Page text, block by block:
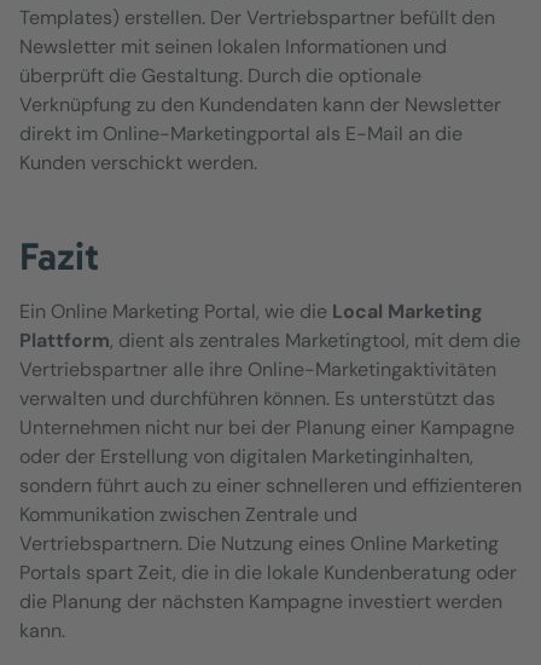
Templates) erstellen. Der Vertriebspartner befüllt den
Newsletter mit seinen lokalen Informationen und
überprüft die Gestaltung. Durch die optionale
Verknüpfung zu den Kundendaten kann der Newsletter
direkt im Online-Marketingportal als E-Mail an die
Kunden verschickt werden.
Fazit
Ein Online Marketing Portal, wie die Local Marketing
Plattform, dient als zentrales Marketingtool, mit dem die
Vertriebspartner alle ihre Online-Marketingaktivitäten
verwalten und durchführen können. Es unterstützt das
Unternehmen nicht nur bei der Planung einer Kampagne
oder der Erstellung von digitalen Marketinginhalten,
sondern führt auch zu einer schnelleren und effizienteren
Kommunikation zwischen Zentrale und
Vertriebspartnern. Die Nutzung eines Online Marketing
Portals spart Zeit, die in die lokale Kundenberatung oder
die Planung der nächsten Kampagne investiert werden
kann.